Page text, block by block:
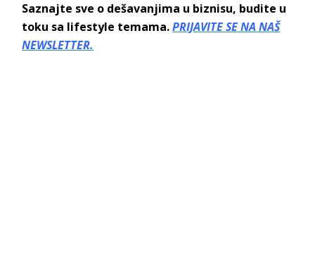
Saznajte sve o dešavanjima u biznisu, budite u
toku sa lifestyle temama.PRIJAVITE SE NA NAŠ
NEWSLETTER.